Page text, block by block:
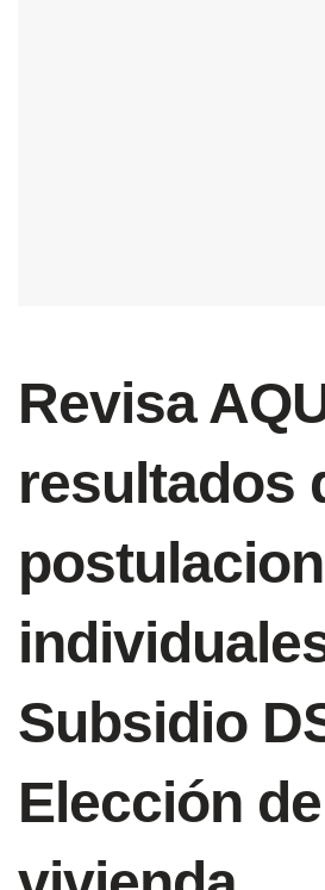
Revisa
resultados
Subsidio
Elección de